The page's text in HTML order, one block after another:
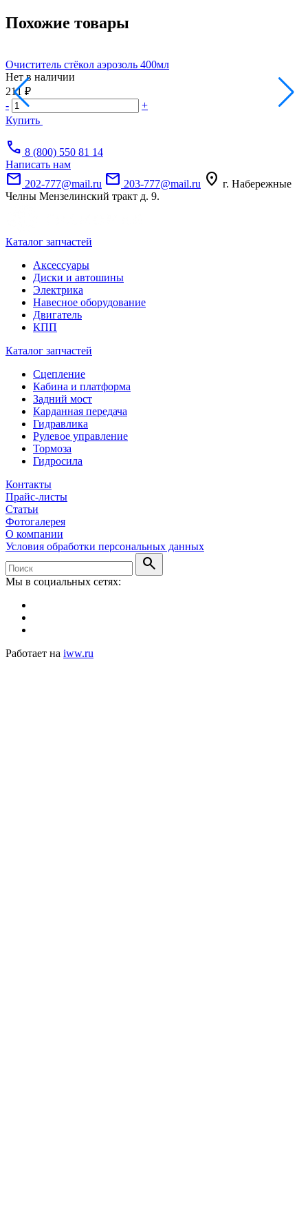
Похожие товары
Очиститель стёкол аэрозоль 400мл
Нет в наличии
211 ₽
-
+
Купить
call 8 (800) 550 81 14
Написать нам
mail 202-777@mail.ru mail 203-777@mail.ru location_on г. Набережные
Челны Мензелинский тракт д. 9.
Каталог запчастей
Аксессуары
Диски и автошины
Электрика
Навесное оборудование
Двигатель
КПП
Каталог запчастей
Сцепление
Кабина и платформа
Задний мост
Карданная передача
Гидравлика
Рулевое управление
Тормоза
Гидросила
Контакты
Прайс-листы
Статьи
Фотогалерея
О компании
Условия обработки персональных данных
search
Мы в социальных сетях:
Работает на iww.ru